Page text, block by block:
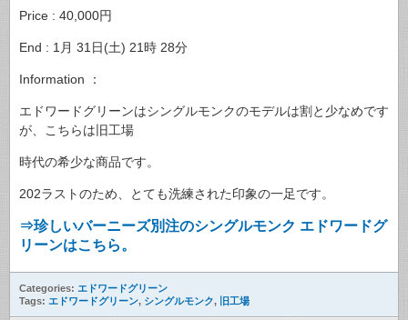
Price : 40,000円
End : 1月 31日(土) 21時 28分
Information ：
エドワードグリーンはシングルモンクのモデルは割と少なめです
が、こちらは旧工場
時代の希少な商品です。
202ラストのため、とても洗練された印象の一足です。
⇒珍しいバーニーズ別注のシングルモンク エドワードグ
リーンはこちら。
Categories: エドワードグリーン
Tags: エドワードグリーン, シングルモンク, 旧工場